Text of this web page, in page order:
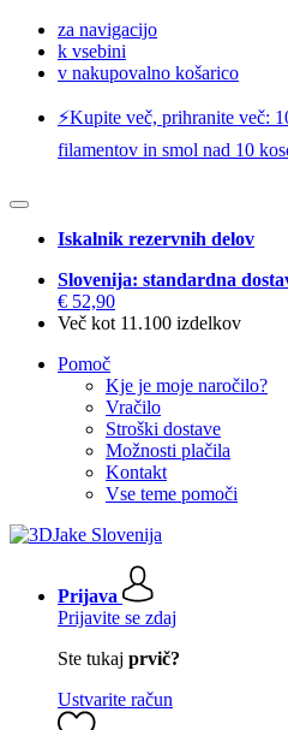
za navigacijo
k vsebini
v nakupovalno košarico
⚡️Kupite več, prihranite več:
filamentov in smol nad 10
Iskalnik rezervnih delov
Slovenija: standardna
€ 52,90
Več kot 11.100 izdelkov
Pomoč
Kje je moje naročilo?
Vračilo
Stroški dostave
Možnosti plačila
Kontakt
Vse teme pomoči
Prijava
Prijavite se zdaj
Ste tukaj prvič?
Ustvarite račun